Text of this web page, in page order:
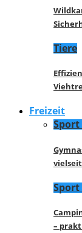
Tiere
Freizeit
Sport
Sport
–